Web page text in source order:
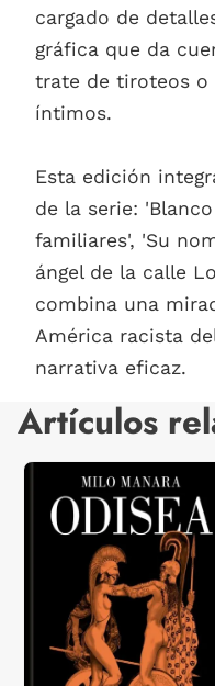
cargado de
gráfica que da
trate de tiroteos o
íntimos.
Esta edición
de la serie:
familiares', 'Su
ángel de la calle
combina una
América racista
narrativa eficaz.
Artículos